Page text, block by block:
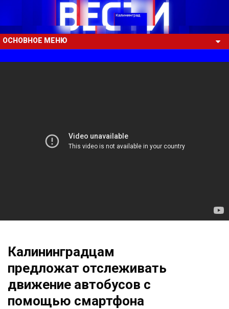
ОСНОВНОЕ МЕНЮ
Калининградцам
предложат отслеживать
движение автобусов с
помощью смартфона